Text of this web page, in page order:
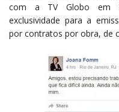
com a TV Globo em
exclusividade para a
por contratos por obra, de